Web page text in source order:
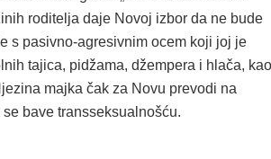
roditelja daje Novoj izbor da ne bude
s pasivno-agresivnim ocem koji joj je
tajica, pidžama, džempera i hlača,
majka čak za Novu prevodi na
bave transseksualnošću.